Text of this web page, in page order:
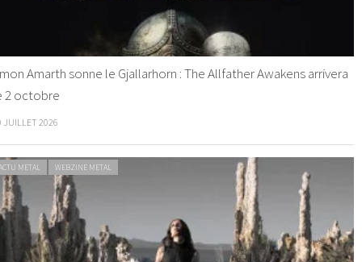
Amarth sonne le Gjallarhorn : The Allfather Awakens arrivera
2 octobre
JUILLET 2026
METAL WEBZINE METAL